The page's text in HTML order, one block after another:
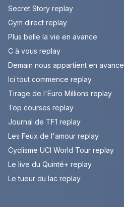
Secret Story replay
Gym direct replay
Plus belle la vie en avance
C à vous replay
Demain nous appartient en avance
Ici tout commence replay
Tirage de l'Euro Millions replay
Top courses replay
Journal de TF1 replay
Les Feux de l'amour replay
Cyclisme UCI World Tour replay
Le live du Quinté+ replay
Le tueur du lac replay